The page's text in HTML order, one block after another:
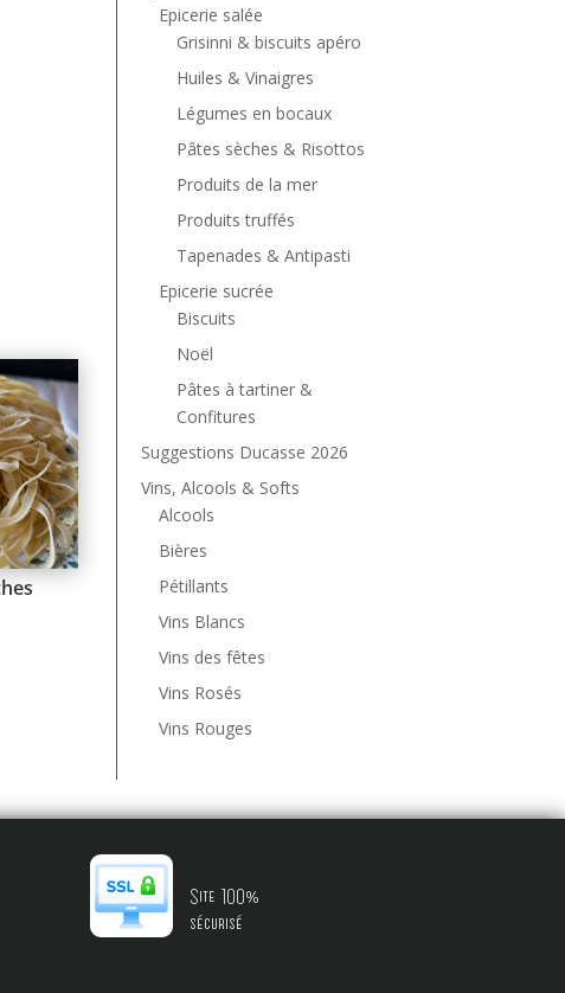
Epicerie salée
Grisinni & biscuits apéro
Huiles & Vinaigres
Légumes en bocaux
Pâtes sèches & Risottos
Produits de la mer
Produits truffés
Tapenades & Antipasti
Epicerie sucrée
Biscuits
Noël
Pâtes à tartiner &
Confitures
Suggestions Ducasse 2026
Vins, Alcools & Softs
Alcools
Bières
Pétillants
Vins Blancs
Vins des fêtes
Vins Rosés
Vins Rouges
Site 100%
sécurisé